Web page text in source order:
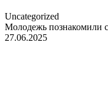
Uncategorized
Молодежь познакомили
27.06.2025